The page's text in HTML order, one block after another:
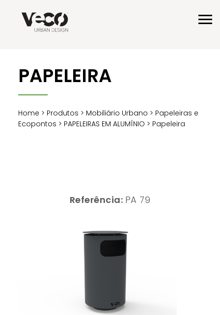
PAPELEIRA
Home > Produtos > Mobiliário Urbano > Papeleiras e
Ecopontos > PAPELEIRAS EM ALUMÍNIO > Papeleira
Referência: PA 79